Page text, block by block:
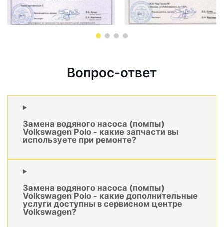
Вопрос-ответ
Замена водяного насоса (помпы)
Volkswagen Polo - какие запчасти вы
используете при ремонте?
Замена водяного насоса (помпы)
Volkswagen Polo - какие дополнительные
услуги доступны в сервисном центре
Volkswagen?